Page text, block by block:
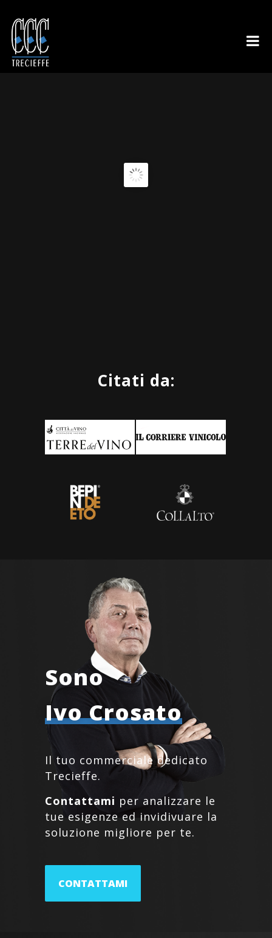
Citati da:
Sono
Ivo Crosato
Il tuo commerciale dedicato
Trecieffe.
Contattami per analizzare le
tue esigenze ed invidivuare la
soluzione migliore per te.
CONTATTAMI